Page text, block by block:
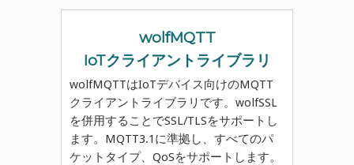
wolfMQTT
IoTクライアントライブラリ
wolfMQTTはIoTデバイス向けのMQTT
クライアントライブラリです。wolfSSL
を併用することでSSL/TLSをサポートし
ます。MQTT3.1に準拠し、すべてのパ
ケットタイプ、QoSをサポートします。